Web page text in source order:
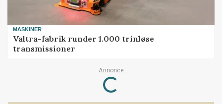
MASKINER
Valtra-fabrik runder 1.000 trinløse
transmissioner
Annonce
Loading...